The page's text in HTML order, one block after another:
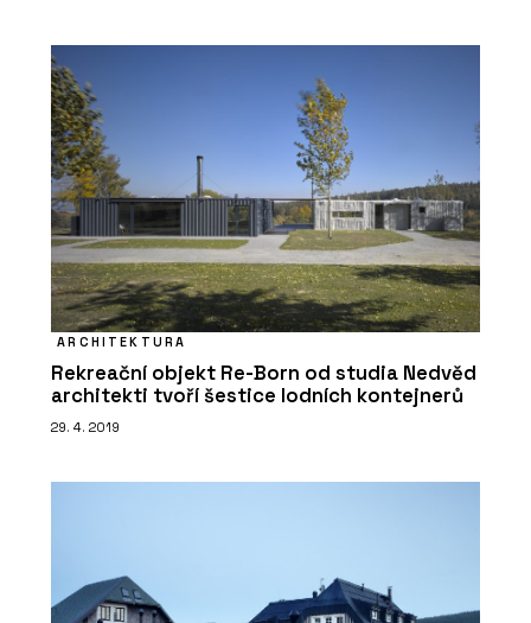
ARCHITEKTURA
Rekreační objekt Re-Born od studia Nedvěd
architekti tvoří šestice lodních kontejnerů
29. 4. 2019